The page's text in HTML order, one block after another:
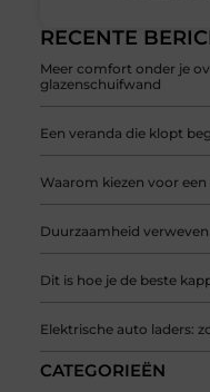
RECENTE
Meer comfort onder je
glazenschuifwand
Een veranda die klopt
Waarom kiezen voor
Duurzaamheid
Dit is hoe je de beste
Elektrische auto laders:
CATEGORIEËN